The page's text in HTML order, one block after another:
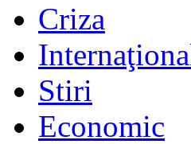
Criza
Stiri
Economic